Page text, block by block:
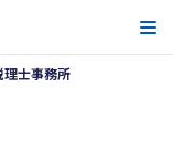
理士事務所